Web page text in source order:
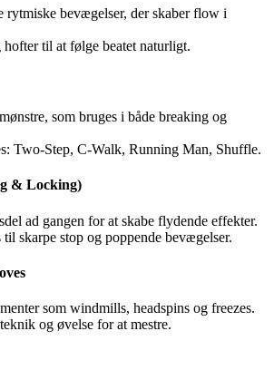
rytmiske bevægelser, der skaber flow i
til at følge beatet naturligt.
som bruges i både breaking og
Two-Step, C-Walk, Running Man, Shuffle.
& Locking)
ad gangen for at skabe flydende effekter.
skarpe stop og poppende bevægelser.
som windmills, headspins og freezes.
og øvelse for at mestre.